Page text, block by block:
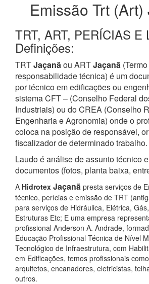
Emissão Trt
TRT, ART, PERÍCIAS E
Definições:
TRTJaçanãou ARTJaçanã
responsabilidade técnica) é um
por técnico em edificações ou
sistema CFT – (Conselho Federal
Industriais) ou do CREA (Conselho
Engenharia e Agronomia) onde o
coloca na posição de responsável,
fiscalizador de determinado trabalho.
Laudo é análise de assunto técnico
documentos (fotos, planta baixa,
A Hidrotex Jaçanã presta serviços de
técnico, perícias e emissão de TRT
para serviços de Hidráulica, Elétrica,
Estruturas Etc; E uma empresa
profissional Anderson A. Andrade,
Educação Profissional Técnica de Nível
Tecnológico de Infraestrutura, com
em Edificações, temos profissionais
arquitetos, encanadores, eletricistas,
outros.